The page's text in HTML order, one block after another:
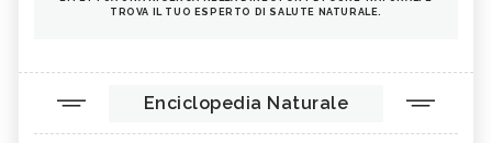
TROVA IL TUO ESPERTO DI SALUTE NATURALE.
Enciclopedia Naturale